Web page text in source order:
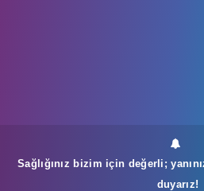
Sağlığınız bizim için değerli;
duyarız!